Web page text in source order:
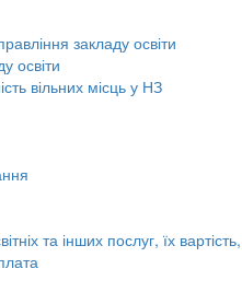
закладу освіти
освіти
вільних місць у НЗ
та інших послуг, їх вартість,